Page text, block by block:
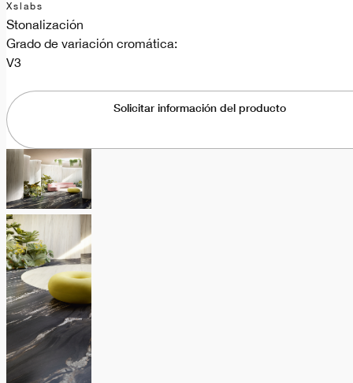
Xslabs
Stonalización
Grado de variación cromática:
V3
Solicitar información del producto